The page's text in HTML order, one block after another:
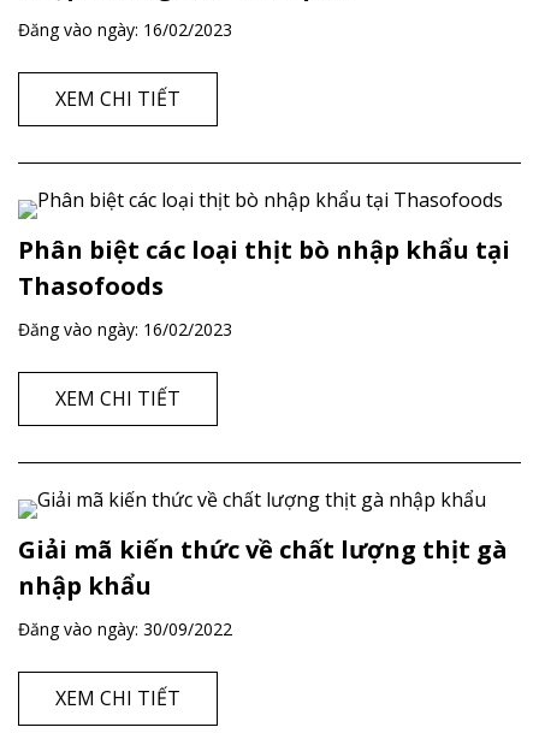
Đăng vào ngày: 16/02/2023
XEM CHI TIẾT
Phân biệt các loại thịt bò nhập khẩu tại
Thasofoods
Đăng vào ngày: 16/02/2023
XEM CHI TIẾT
Giải mã kiến thức về chất lượng thịt gà
nhập khẩu
Đăng vào ngày: 30/09/2022
XEM CHI TIẾT